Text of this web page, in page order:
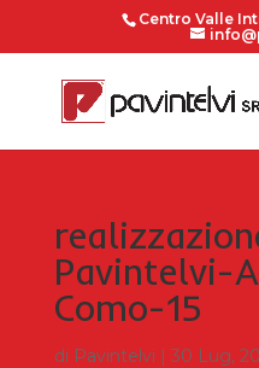
Centro Valle
Pavintelvi-
Como-15
di Pavintelvi | 30 Lug,